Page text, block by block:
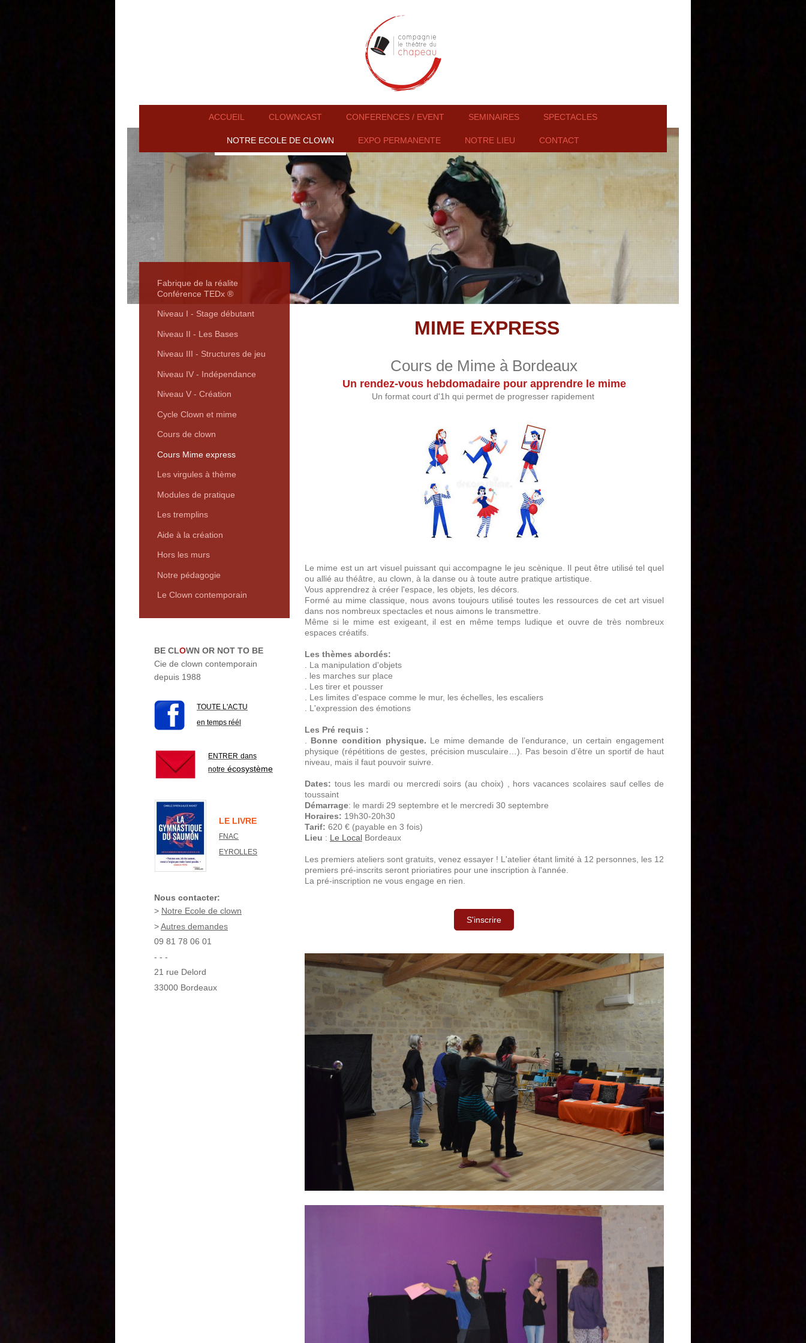
ACCUEIL CLOWNCAST CONFERENCES / EVENT SEMINAIRES SPECTACLES
NOTRE ECOLE DE CLOWN EXPO PERMANENTE NOTRE LIEU CONTACT
MIME EXPRESS
Cours de Mime à Bordeaux
Un rendez-vous hebdomadaire pour apprendre le mime
Un format court d'1h qui permet de progresser rapidement
Le mime est un art visuel puissant qui accompagne le jeu scènique. Il peut être utilisé tel quel
ou allié au théâtre, au clown, à la danse ou à toute autre pratique artistique.
Vous apprendrez à créer l'espace, les objets, les décors.
Formé au mime classique, nous avons toujours utilisé toutes les ressources de cet art visuel
dans nos nombreux spectacles et nous aimons le transmettre.
Même si le mime est exigeant, il est en même temps ludique et ouvre de très nombreux
espaces créatifs.
Les thèmes abordés:
. La manipulation d'objets
. les marches sur place
. Les tirer et pousser
. Les limites d'espace comme le mur, les échelles, les escaliers
. L'expression des émotions
Les Pré requis :
. Bonne condition physique. Le mime demande de l’endurance, un certain engagement
physique (répétitions de gestes, précision musculaire…). Pas besoin d’être un sportif de haut
niveau, mais il faut pouvoir suivre.
Dates: tous les mardi ou mercredi soirs (au choix) , hors vacances scolaires sauf celles de
toussaint
Démarrage: le mardi 29 septembre et le mercredi 30 septembre
Horaires: 19h30-20h30
Tarif: 620 € (payable en 3 fois)
Lieu : Le LocalBordeaux
Les premiers ateliers sont gratuits, venez essayer ! L'atelier étant limité à 12 personnes, les 12
premiers pré-inscrits seront prioriatires pour une inscription à l'année.
La pré-inscription ne vous engage en rien.
S'inscrire
Fabrique de la réalite
Conférence TEDx ®
Niveau I - Stage débutant
Niveau II - Les Bases
Niveau III - Structures de jeu
Niveau IV - Indépendance
Niveau V - Création
Cycle Clown et mime
Cours de clown
Cours Mime express
Les virgules à thème
Modules de pratique
Les tremplins
Aide à la création
Hors les murs
Notre pédagogie
Le Clown contemporain
BE CLOWN OR NOT TO BE
Cie de clown contemporain
depuis 1988
TOUTE L'ACTU
en temps réél
ENTRER dans
notre écosystème
LE LIVRE
FNAC
EYROLLES
Nous contacter:
> Notre Ecole de clown
>Autres demandes
09 81 78 06 01
- - -
21 rue Delord
33000 Bordeaux